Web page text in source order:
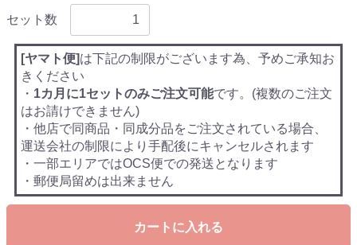
セット数
[ヤマト便]は下記の制限がございます為、予めご承知お
きください
・ 1カ月に1セットのみご注文可能です。(複数のご注文
はお請けできません)
・他店で同商品・同成分品をご注文されている場合、
運送会社の制限により手配後にキャンセルされます
・一部エリアではOCS便での発送となります
・郵便局留めは出来ません
カートに入れる